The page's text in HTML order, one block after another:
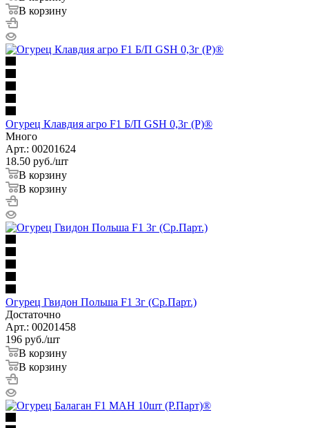
В корзину
Огурец Клавдия агро F1 Б/П GSH 0,3г (Р)®
Много
Арт.: 00201624
18.50 руб./шт
В корзину
В корзину
Огурец Гвидон Польша F1 3г (Ср.Парт.)
Достаточно
Арт.: 00201458
196 руб./шт
В корзину
В корзину